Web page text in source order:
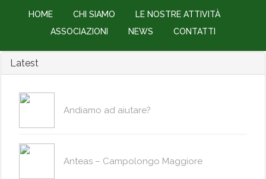
HOME CHI SIAMO
LE NOSTRE ATTIVITÀ
ASSOCIAZIONI
NEWS CONTATTI
Latest
Andiamo ad aiutare?
Anteas – Campolongo Maggiore